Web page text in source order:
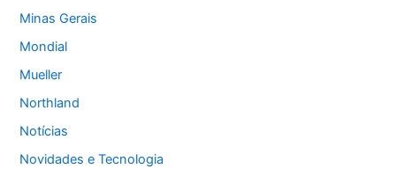
Minas Gerais
Mondial
Mueller
Northland
Notícias
Novidades e Tecnologia